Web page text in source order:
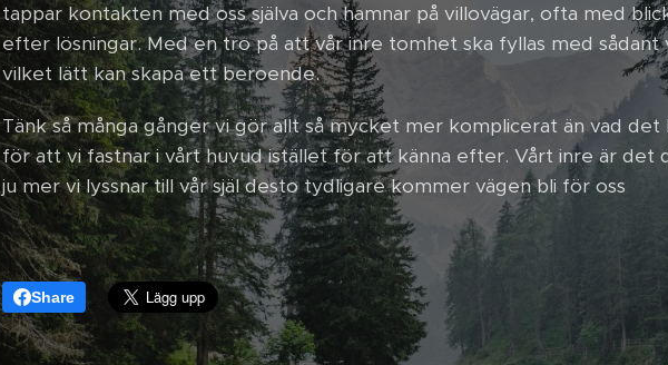
tappar kontakten med oss själva och hamnar på villovägar, ofta med
efter lösningar. Med en tro på att vår inre tomhet ska fyllas med
vilket lätt kan skapa ett beroende.
Tänk så många gånger vi gör allt så mycket mer komplicerat än vad
för att vi fastnar i vårt huvud istället för att känna efter. Vårt inre är det
ju mer vi lyssnar till vår själ desto tydligare kommer vägen bli för oss 💚
Share